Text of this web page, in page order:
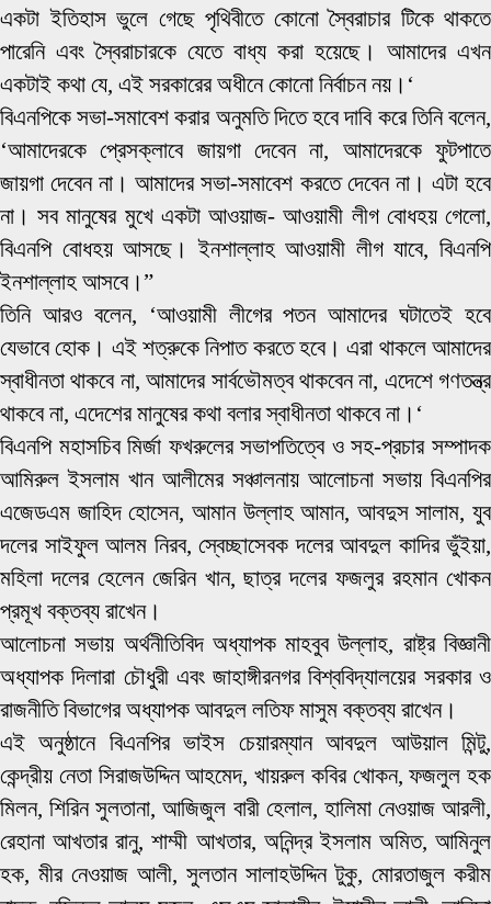
একটা ইতিহাস ভুলে গেছে পৃথিবীতে কোনো স্বৈরাচার টিকে থাকতে
পারেনি এবং স্বৈরাচারকে যেতে বাধ্য করা হয়েছে। আমাদের এখন
একটাই কথা যে, এই সরকারের অধীনে কোনো নির্বাচন নয়।‘
বিএনপিকে সভা-সমাবেশ করার অনুমতি দিতে হবে দাবি করে তিনি বলেন,
‘আমাদেরকে প্রেসক্লাবে জায়গা দেবেন না, আমাদেরকে ফুটপাতে
জায়গা দেবেন না। আমাদের সভা-সমাবেশ করতে দেবেন না। এটা হবে
না। সব মানুষের মুখে একটা আওয়াজ- আওয়ামী লীগ বোধহয় গেলো,
বিএনপি বোধহয় আসছে। ইনশাল্লাহ আওয়ামী লীগ যাবে, বিএনপি
ইনশাল্লাহ আসবে।”
তিনি আরও বলেন, ‘আওয়ামী লীগের পতন আমাদের ঘটাতেই হবে
যেভাবে হোক। এই শত্রুকে নিপাত করতে হবে। এরা থাকলে আমাদের
স্বাধীনতা থাকবে না, আমাদের সার্বভৌমত্ব থাকবেন না, এদেশে গণতন্ত্র
থাকবে না, এদেশের মানুষের কথা বলার স্বাধীনতা থাকবে না।‘
বিএনপি মহাসচিব মির্জা ফখরুলের সভাপতিত্বে ও সহ-প্রচার সম্পাদক
আমিরুল ইসলাম খান আলীমের সঞ্চালনায় আলোচনা সভায় বিএনপির
এজেডএম জাহিদ হোসেন, আমান উল্লাহ আমান, আবদুস সালাম, যুব
দলের সাইফুল আলম নিরব, স্বেচ্ছাসেবক দলের আবদুল কাদির ভুঁইয়া,
মহিলা দলের হেলেন জেরিন খান, ছাত্র দলের ফজলুর রহমান খোকন
প্রমূখ বক্তব্য রাখেন।
আলোচনা সভায় অর্থনীতিবিদ অধ্যাপক মাহবুব উল্লাহ, রাষ্ট্র বিজ্ঞানী
অধ্যাপক দিলারা চৌধুরী এবং জাহাঙ্গীরনগর বিশ্ববিদ্যালয়ের সরকার ও
রাজনীতি বিভাগের অধ্যাপক আবদুল লতিফ মাসুম বক্তব্য রাখেন।
এই অনুষ্ঠানে বিএনপির ভাইস চেয়ারম্যান আবদুল আউয়াল মিন্টু,
কেন্দ্রীয় নেতা সিরাজউদ্দিন আহমেদ, খায়রুল কবির খোকন, ফজলুল হক
মিলন, শিরিন সুলতানা, আজিজুল বারী হেলাল, হালিমা নেওয়াজ আরলী,
রেহানা আখতার রানু, শাম্মী আখতার, অনিন্দ্র ইসলাম অমিত, আমিনুল
হক, মীর নেওয়াজ আলী, সুলতান সালাহউদ্দিন টুকু, মোরতাজুল করীম